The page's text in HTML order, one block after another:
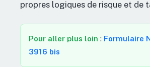
propres logiques de risque et de
Pour aller plus loin : Formulaire
3916 bis